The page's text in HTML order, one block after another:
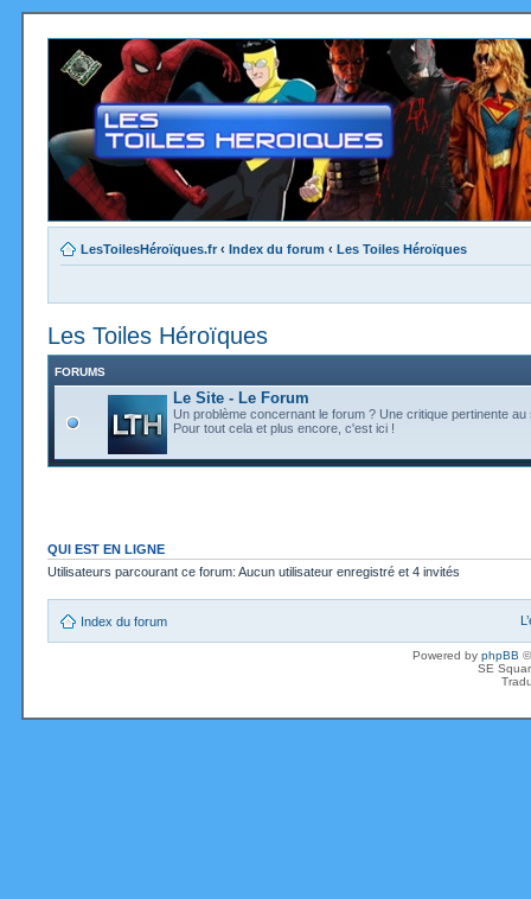
LesToilesHéroïques.fr ‹ Index du forum ‹ Les Toiles Héroïques
Les Toiles Héroïques
FORUMS
Le Site - Le Forum
Un problème concernant le forum ? Une critique pertinente au
Pour tout cela et plus encore, c'est ici !
QUI EST EN LIGNE
Utilisateurs parcourant ce forum: Aucun utilisateur enregistré et 4 invités
Index du forum
Powered by phpBB
SE